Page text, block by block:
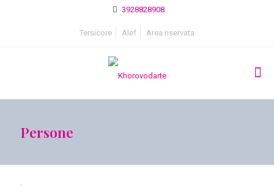
3928828908
Tersicore Alef Area riservata
Persone